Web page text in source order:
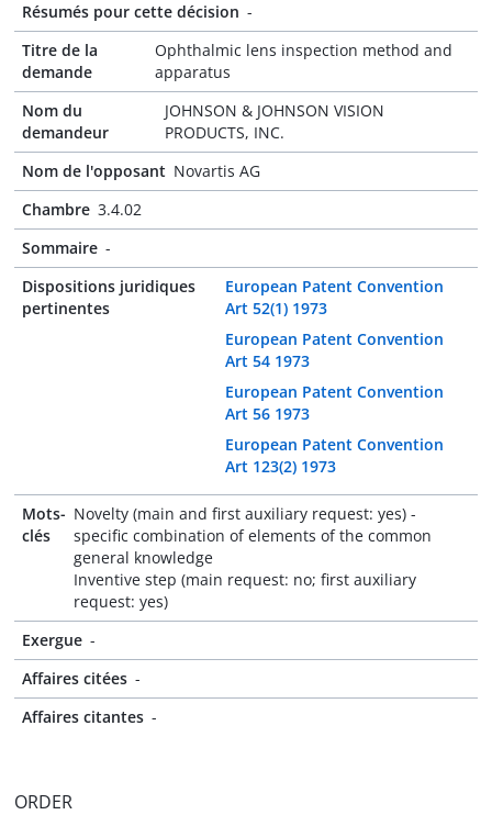
Résumés pour cette décision -
Titre de la
demande
Ophthalmic lens inspection method and
apparatus
Nom du
demandeur
JOHNSON & JOHNSON VISION
PRODUCTS, INC.
Nom de l'opposant Novartis AG
Chambre 3.4.02
Sommaire -
Dispositions juridiques
pertinentes
European Patent Convention
Art 52(1) 1973
European Patent Convention
Art 54 1973
European Patent Convention
Art 56 1973
European Patent Convention
Art 123(2) 1973
Mots-
clés
Novelty (main and first auxiliary request: yes) -
specific combination of elements of the common
general knowledge
Inventive step (main request: no; first auxiliary
request: yes)
Exergue -
Affaires citées -
Affaires citantes -
ORDER